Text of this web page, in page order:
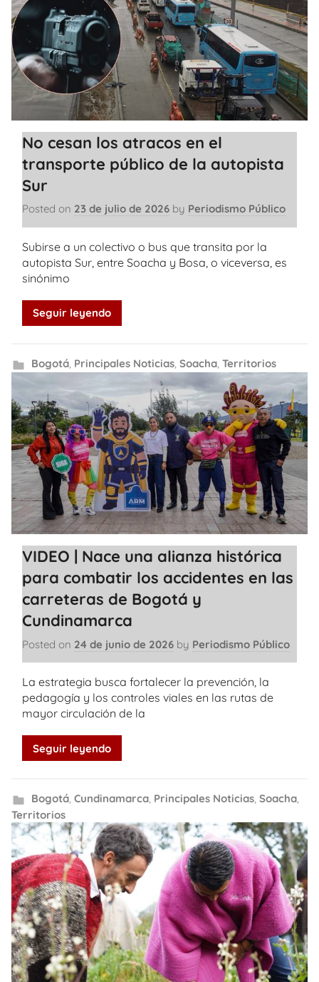
No cesan los atracos en el
transporte público de la autopista
Sur
Posted on 23 de julio de 2026 by Periodismo Público
Subirse a un colectivo o bus que transita por la
autopista Sur, entre Soacha y Bosa, o viceversa, es
sinónimo
Seguir leyendo
Bogotá, Principales Noticias, Soacha, Territorios
VIDEO | Nace una alianza histórica
para combatir los accidentes en las
carreteras de Bogotá y
Cundinamarca
Posted on 24 de junio de 2026 by Periodismo Público
La estrategia busca fortalecer la prevención, la
pedagogía y los controles viales en las rutas de
mayor circulación de la
Seguir leyendo
Bogotá, Cundinamarca, Principales Noticias, Soacha,
Territorios